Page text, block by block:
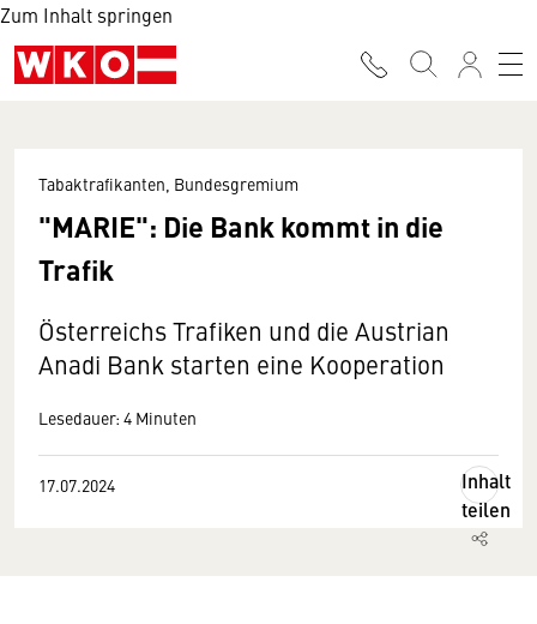
Zum Inhalt springen
Tabaktrafikanten, Bundesgremium
"MARIE": Die Bank kommt in die
Trafik
Österreichs Trafiken und die Austrian
Anadi Bank starten eine Kooperation
Lesedauer: 4 Minuten
17.07.2024
Inhalt
teilen